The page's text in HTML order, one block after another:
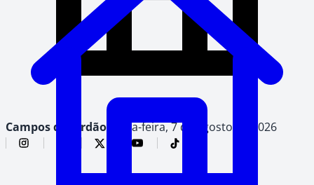
Campos do Jordão, sexta-feira, 7 de agosto de 2026